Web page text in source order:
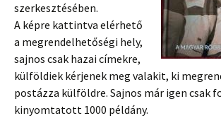
szerkesztésében.
A képre kattintva elérhető
a megrendelhetőségi hely,
sajnos csak hazai címekre,
külföldiek kérjenek meg valakit, ki
postázza külföldre. Sajnos már igen csak
kinyomtatott 1000 példány.